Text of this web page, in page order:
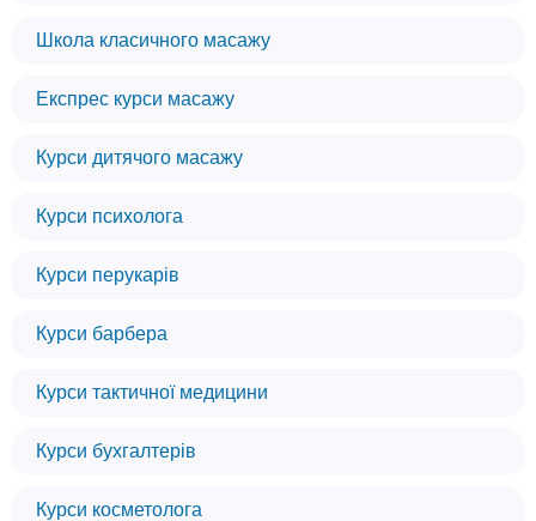
Школа класичного масажу
Експрес курси масажу
Курси дитячого масажу
Курси психолога
Курси перукарів
Курси барбера
Курси тактичної медицини
Курси бухгалтерів
Курси косметолога